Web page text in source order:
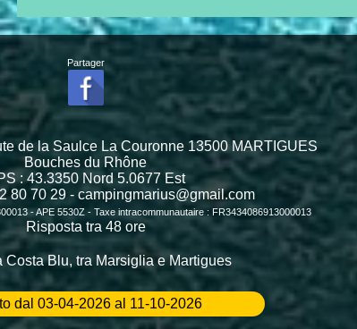
Partager
de la Saulce La Couronne 13500 MARTIGUES
Bouches du Rhône
:43.3350 Nord5.0677 Est
80 70 29 - campingmarius@gmail.com
- APE 5530Z - Taxe intracommunautaire : FR3434086913000013
Risposta tra 48 ore
Costa Blu, tra Marsiglia e Martigues
dal 03-04-2026 al 11-10-2026